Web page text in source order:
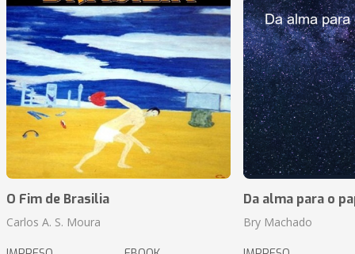
O Fim de Brasilia
Carlos A. S. Moura
Da alma para o
Bry Machado